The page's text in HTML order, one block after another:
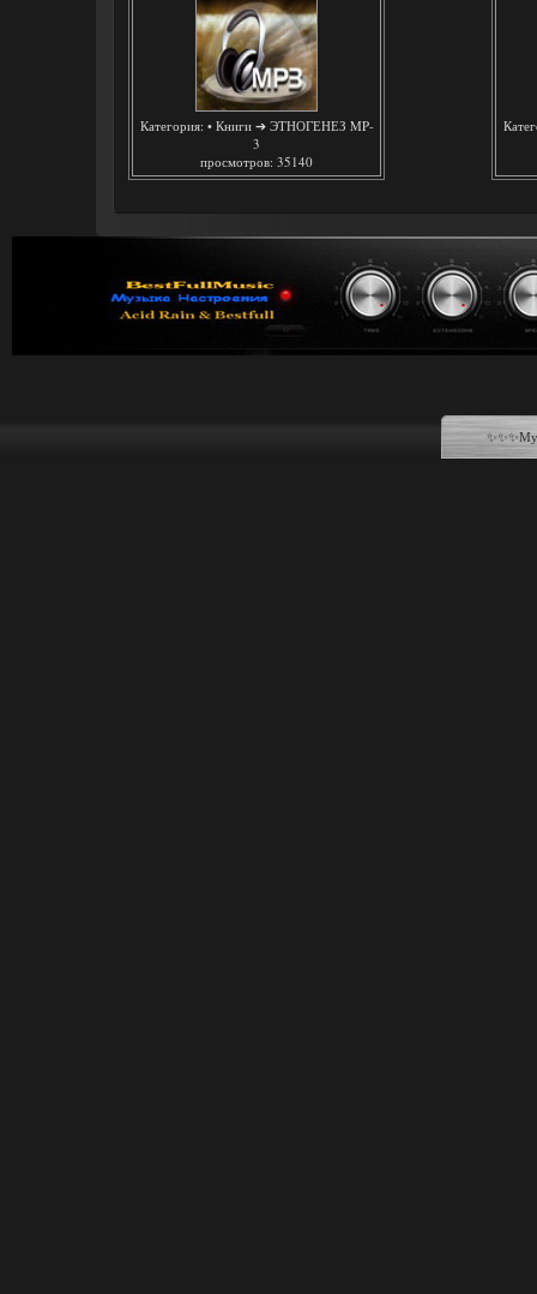
Категория: • Книги ➔ ЭТНОГЕНЕЗ MP-
3
просмотров: 35140